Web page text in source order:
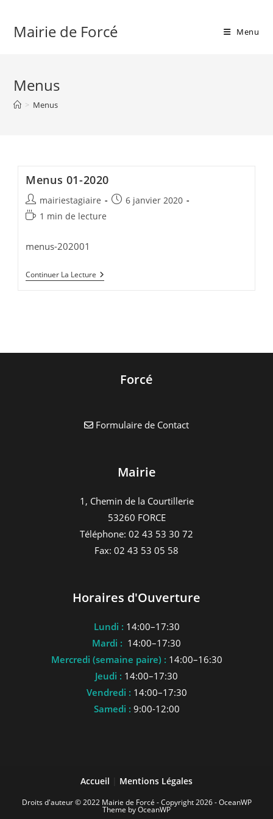
contentMairie de Forcé Menu
Menus
> Menus
Menus 01-2020
Auteur/autrice
de
mairiestagiaire
Publication
6 janvier 2020
Temps
lecture :
1 min de lecture
menus-202001
Continuer La Lecture Menus
01-
Forcé
Formulaire de Contact
Mairie
1, Chemin de la Courtillerie
53260 FORCE
Téléphone: 02 43 53 30 72
Fax: 02 43 53 05 58
Horaires d'Ouverture
Lundi : 14:00–17:30
Mardi : 14:00–17:30
Mercredi (semaine paire) : 14:00–16:30
Jeudi : 14:00–17:30
Vendredi : 14:00–17:30
Samedi : 9:00-12:00
Accueil Mentions Légales
Droits d'auteur © 2022 Mairie de Forcé - Copyright 2026 - OceanWP
Theme by OceanWP